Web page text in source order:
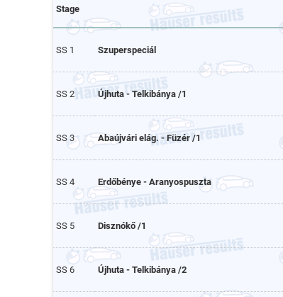
Stage
SS 1 Szuperspeciál
SS 2 Újhuta - Telkibánya /1
SS 3 Abaújvári elág. - Füzér /1
SS 4 Erdőbénye - Aranyospuszta
SS 5 Disznókő /1
SS 6 Újhuta - Telkibánya /2